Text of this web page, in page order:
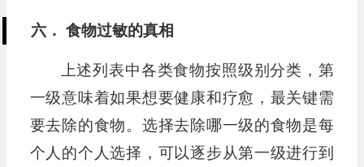
六． 食物过敏的真相
上述列表中各类食物按照级别分类，第
一级意味着如果想要健康和疗愈，最关键需
要去除的食物。选择去除哪一级的食物是每
个人的个人选择，可以逐步从第一级进行到